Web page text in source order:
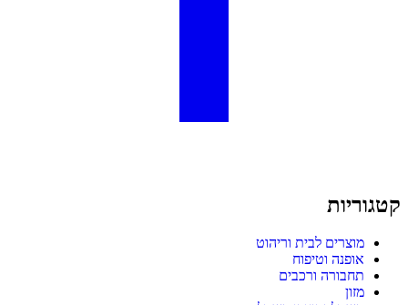
קטגוריות
מוצרים לבית וריהוט
אופנה וטיפוח
תחבורה ורכבים
מזון